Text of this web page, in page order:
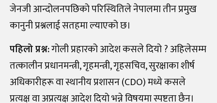
जेनजी आन्दोलनपछिको परिस्थितिले नेपालमा तीन प्रमुख
कानुनी प्रश्नलाई सतहमा ल्याएको छ।
पहिलो प्रश्न:गोली प्रहारको आदेश कसले दियो ? अहिलेसम्म
तत्कालीन प्रधानमन्त्री, गृहमन्त्री, गृहसचिव, सुरक्षाका शीर्ष
अधिकारीहरू वा स्थानीय प्रशासन (CDO) मध्ये कसले
प्रत्यक्ष वा अप्रत्यक्ष आदेश दियो भन्ने विषयमा स्पष्टता छैन।